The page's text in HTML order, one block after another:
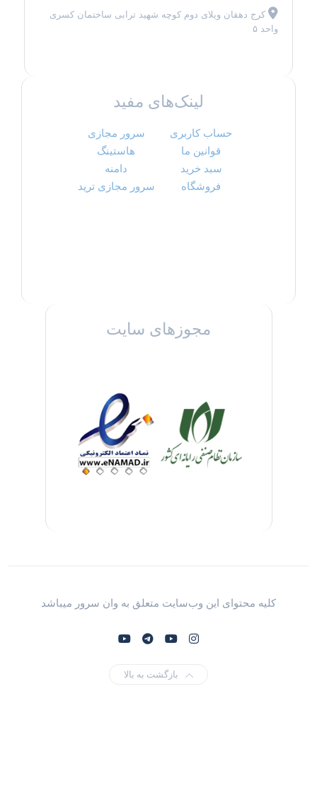
کرج دهقان ویلای دوم کوچه شهید ترابی ساختمان کسری
واحد ۵
لینک‌های مفید
حساب کاربری
قوانین ما
سبد خرید
فروشگاه
سرور مجازی
هاستینگ
دامنه
سرور مجازی ترید
مجوزهای سایت
کلیه محتوای این وب‌سایت متعلق به وان سرور میباشد
بازگشت به بالا